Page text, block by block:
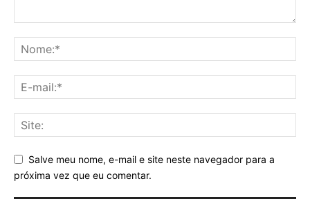
Salve meu nome, e-mail e site neste navegador para a
próxima vez que eu comentar.